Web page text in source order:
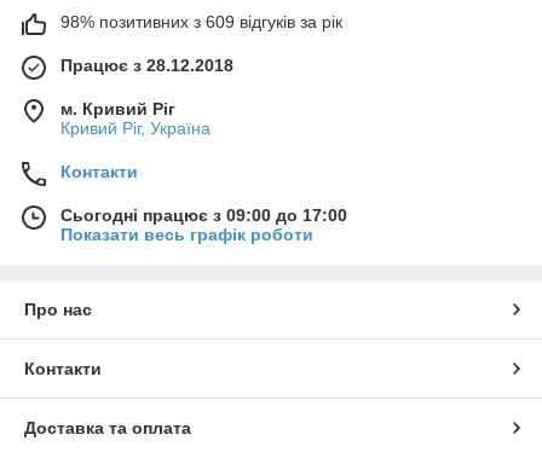
98% позитивних з 609 відгуків за рік
Працює з 28.12.2018
м. Кривий Ріг
Кривий Ріг, Україна
Контакти
Сьогодні працює з 09:00 до 17:00
Показати весь графік роботи
Про нас
Контакти
Доставка та оплата